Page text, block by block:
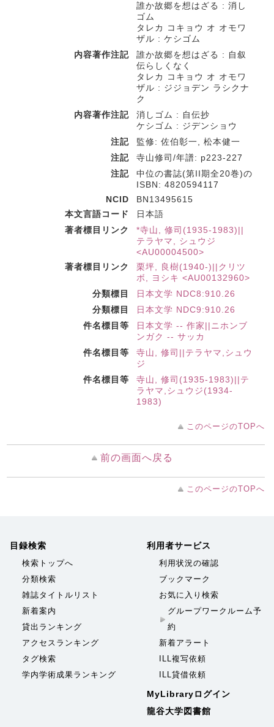
誰か故郷を想はざる : 消し
ゴム
タレカ コキョウ オ オモワ
ザル : ケシゴム
内容著作注記
誰か故郷を想はざる : 自叙
伝らしくなく
タレカ コキョウ オ オモワ
ザル : ジジョデン ラシクナ
ク
内容著作注記
消しゴム : 自伝抄
ケシゴム : ジデンショウ
注記
監修: 佐伯彰一, 松本健一
注記
寺山修司/年譜: p223-227
注記
中位の書誌(第II期全20巻)の
ISBN: 4820594117
NCID
BN13495615
本文言語コード
日本語
著者標目リンク
*寺山, 修司(1935-1983)||
テラヤマ, シュウジ
<AU00004500>
著者標目リンク
栗坪, 良樹(1940-)||クリツ
ボ, ヨシキ <AU00132960>
分類標目
日本文学 NDC8:910.26
分類標目
日本文学 NDC9:910.26
件名標目等
日本文学 -- 作家||ニホンブ
ンガク -- サッカ
件名標目等
寺山, 修司||テラヤマ,シュウ
ジ
件名標目等
寺山, 修司(1935-1983)||テ
ラヤマ,シュウジ(1934-
1983)
このページのTOPへ
前の画面へ戻る
このページのTOPへ
目録検索
検索トップへ
分類検索
雑誌タイトルリスト
新着案内
貸出ランキング
アクセスランキング
タグ検索
学内学術成果ランキング
利用者サービス
利用状況の確認
ブックマーク
お気に入り検索
グループワークルーム予
約
新着アラート
ILL複写依頼
ILL貸借依頼
MyLibraryログイン
龍谷大学図書館